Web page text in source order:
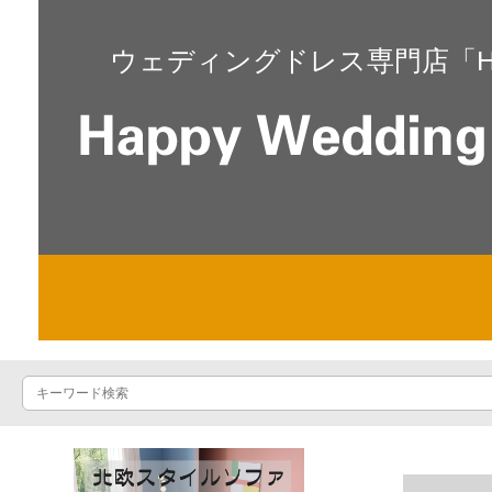
ウェディングドレス専門店「